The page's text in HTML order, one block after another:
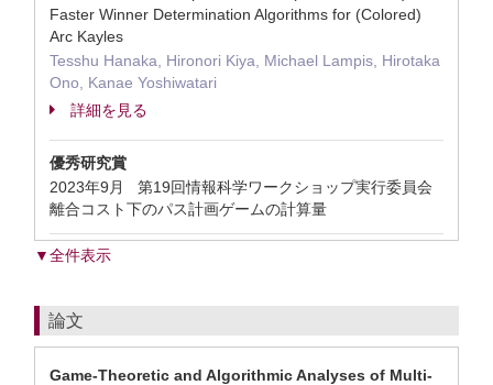
Faster Winner Determination Algorithms for (Colored)
Arc Kayles
Tesshu Hanaka, Hironori Kiya, Michael Lampis, Hirotaka
Ono, Kanae Yoshiwatari
詳細を見る
優秀研究賞
2023年9月 第19回情報科学ワークショップ実行委員会
離合コスト下のパス計画ゲームの計算量
▼全件表示
論文
Game-Theoretic and Algorithmic Analyses of Multi-